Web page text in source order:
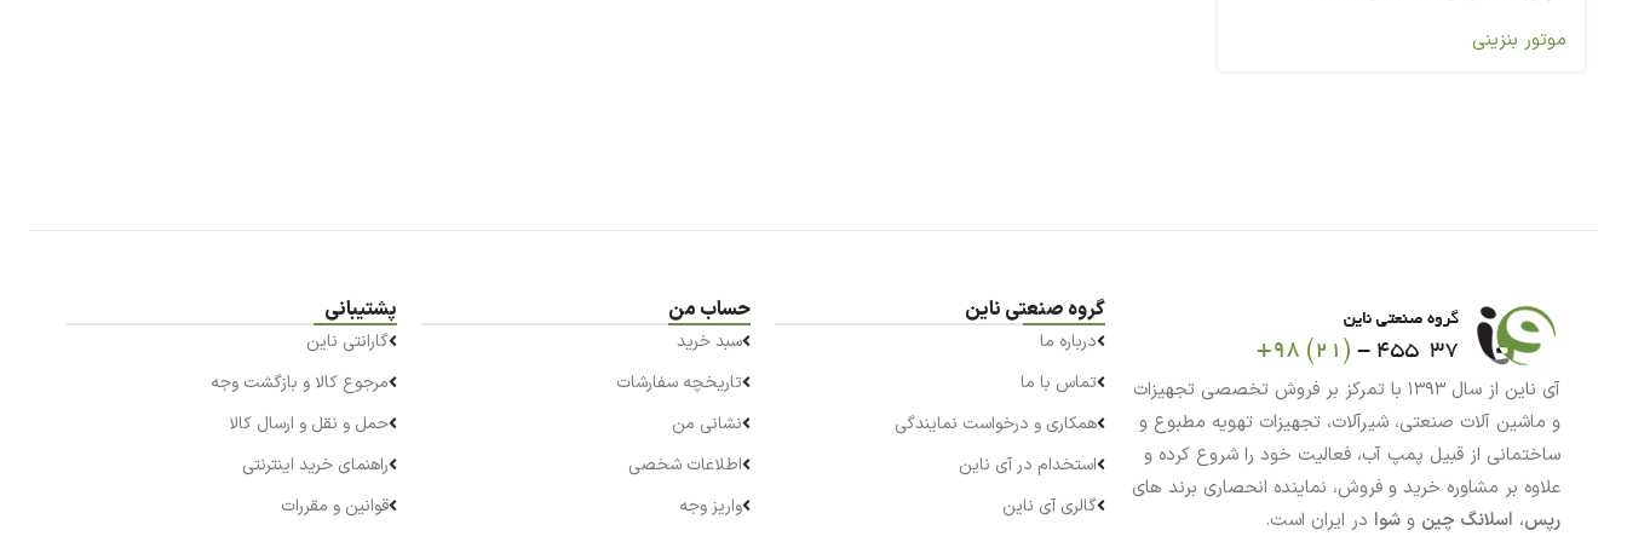
موتور بنزینی
آی ناین از سال ۱۳۹۳ با تمرکز بر فروش تخصصی تجهیزات
و ماشین آلات صنعتی، شیرآلات، تجهیزات تهویه مطبوع و
ساختمانی از قبیل پمپ آب، فعالیت خود را شروع کرده و
علاوه بر مشاوره خرید و فروش، نماینده انحصاری برند های
رپس، اسلانگ چین و شوا در ایران است.
گروه صنعتی ناین
درباره ما
تماس با ما
همکاری و درخواست نمایندگی
استخدام در آی ناین
گالری آی ناین
حساب من
سبد خرید
تاریخچه سفارشات
نشانی من
اطلاعات شخصی
واریز وجه
پشتیبانی
گارانتی ناین
مرجوع کالا و بازگشت وجه
حمل و نقل و ارسال کالا
راهنمای خرید اینترنتی
قوانین و مقررات